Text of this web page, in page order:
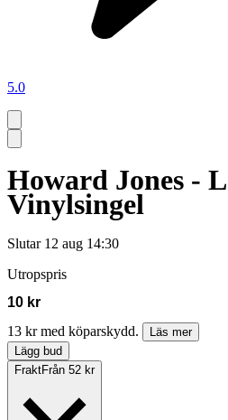
5.0
Howard Jones -
Vinylsingel
Slutar 12 aug 14:30
Utropspris
10 kr
13 kr med köparskydd.
Läs mer
Lägg bud
FraktFrån 52 kr